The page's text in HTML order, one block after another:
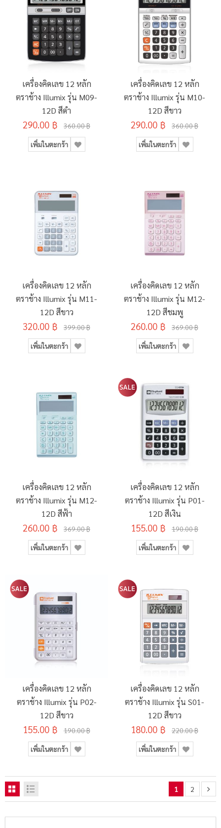
เครื่องคิดเลข 12 หลัก
ตราช้าง Illumix รุ่น M09-
12D สีดำ
290.00 ฿ 360.00 ฿
เพิ่มในตะกร้า
เครื่องคิดเลข 12 หลัก
ตราช้าง Illumix รุ่น M10-
12D สีขาว
290.00 ฿ 360.00 ฿
เพิ่มในตะกร้า
เครื่องคิดเลข 12 หลัก
ตราช้าง Illumix รุ่น M11-
12D สีขาว
320.00 ฿ 399.00 ฿
เพิ่มในตะกร้า
เครื่องคิดเลข 12 หลัก
ตราช้าง Illumix รุ่น M12-
12D สีชมพู
260.00 ฿ 369.00 ฿
เพิ่มในตะกร้า
เครื่องคิดเลข 12 หลัก
ตราช้าง Illumix รุ่น M12-
12D สีฟ้า
260.00 ฿ 369.00 ฿
เพิ่มในตะกร้า
เครื่องคิดเลข 12 หลัก
ตราช้าง Illumix รุ่น P01-
12D สีเงิน
155.00 ฿ 190.00 ฿
เพิ่มในตะกร้า
เครื่องคิดเลข 12 หลัก
ตราช้าง Illumix รุ่น P02-
12D สีขาว
155.00 ฿ 190.00 ฿
เพิ่มในตะกร้า
เครื่องคิดเลข 12 หลัก
ตราช้าง Illumix รุ่น S01-
12D สีขาว
180.00 ฿ 220.00 ฿
เพิ่มในตะกร้า
1 2